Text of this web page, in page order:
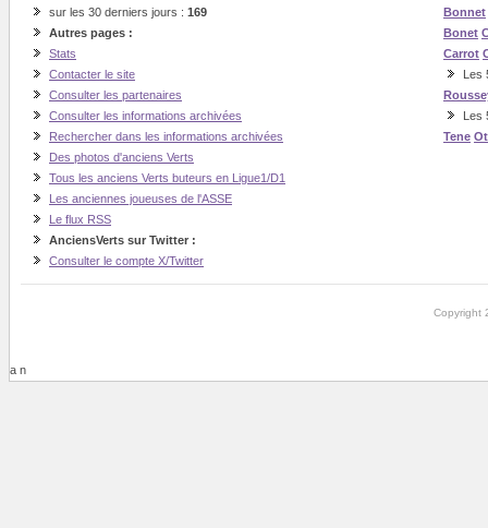
sur les 30 derniers jours : 169
Autres pages :
Stats
Contacter le site
Consulter les partenaires
Consulter les informations archivées
Rechercher dans les informations archivées
Des photos d'anciens Verts
Tous les anciens Verts buteurs en Ligue1/D1
Les anciennes joueuses de l'ASSE
Le flux RSS
AnciensVerts sur Twitter :
Consulter le compte X/Twitter
Bonnet
Bonet
Carrot
Les
Les
Tene
Copyright
a n